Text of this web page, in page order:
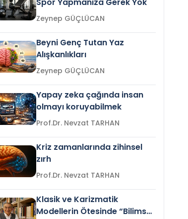
Zeynep GÜÇLÜCAN
Beyni Genç Tutan Yaz
Alışkanlıkları
Zeynep GÜÇLÜCAN
Yapay zeka çağında insan
olmayı koruyabilmek
Prof.Dr. Nevzat TARHAN
Kriz zamanlarında zihinsel
zırh
Prof.Dr. Nevzat TARHAN
Klasik ve Karizmatik
Modellerin Ötesinde “Bilimsel